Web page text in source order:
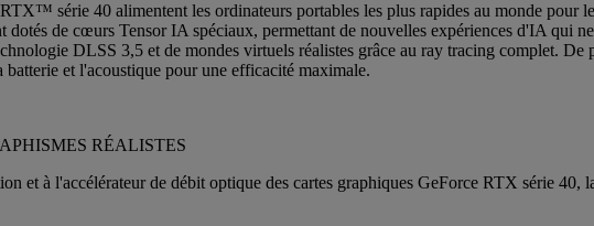
série 40 alimentent les ordinateurs portables les plus rapides au monde pour
de cœurs Tensor IA spéciaux, permettant de nouvelles expériences d'IA qui
DLSS 3,5 et de mondes virtuels réalistes grâce au ray tracing complet.
et l'acoustique pour une efficacité maximale.
RÉALISTES
et à l'accélérateur de débit optique des cartes graphiques GeForce RTX série